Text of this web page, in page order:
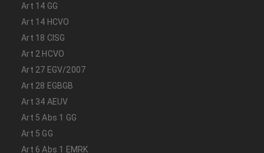
Art 14 GG
Art 14 HCVO
Art 18 CISG
Art 2 HCVO
Art 27 EGV/2007
Art 28 EGBGB
Art 34 AEUV
Art 5 Abs 1 GG
Art 5 GG
Art 6 Abs 1 EMRK